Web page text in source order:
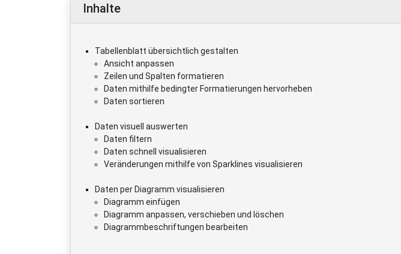
Inhalte
Tabellenblatt übersichtlich gestalten
Ansicht anpassen
Zeilen und Spalten formatieren
Daten mithilfe bedingter Formatierungen hervorheben
Daten sortieren
Daten visuell auswerten
Daten filtern
Daten schnell visualisieren
Veränderungen mithilfe von Sparklines visualisieren
Daten per Diagramm visualisieren
Diagramm einfügen
Diagramm anpassen, verschieben und löschen
Diagrammbeschriftungen bearbeiten